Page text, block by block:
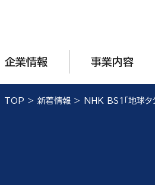
企業情報 事業内容
TOP > 新着情報 > NHK BS1「地球タ